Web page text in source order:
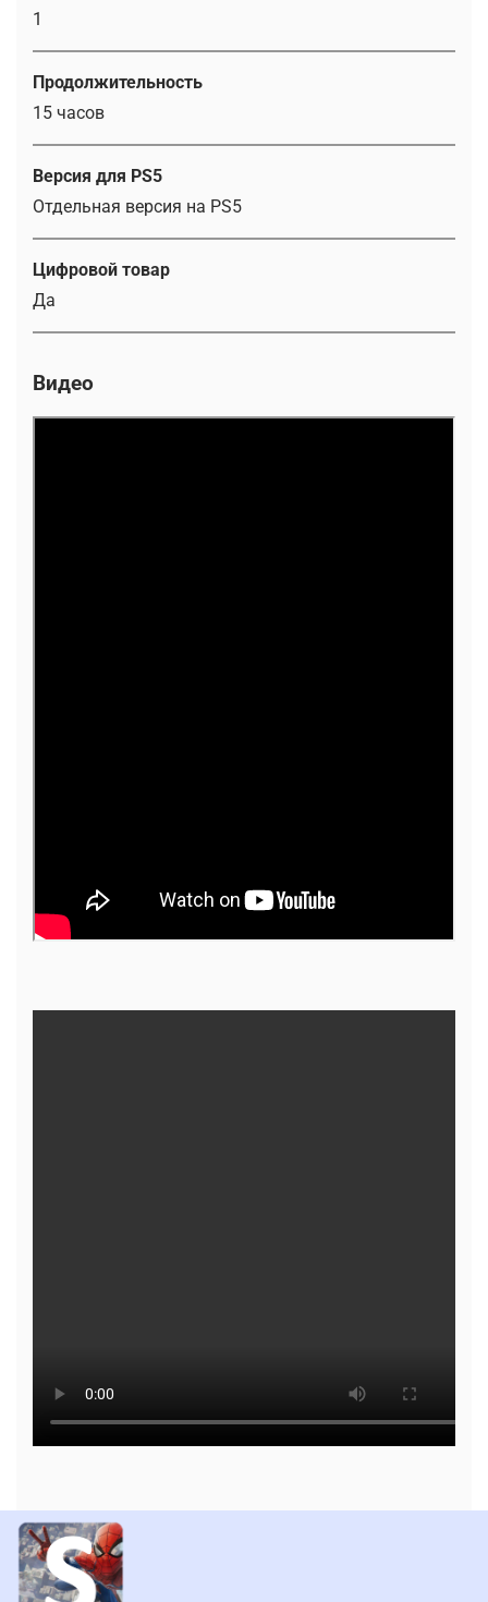
1
Продолжительность
15 часов
Версия для PS5
Отдельная версия на PS5
Цифровой товар
Да
Видео